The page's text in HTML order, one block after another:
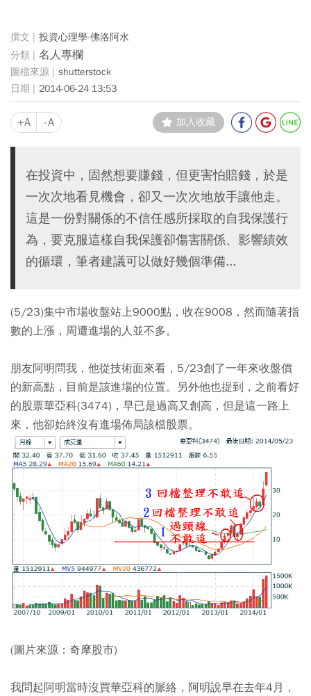
投資心理學-佛洛阿水
名人專欄
shutterstock
2014-06-24 13:53
+A -A 加入收藏
在投資中，固然想要賺錢，但更害怕賠錢，於是
一次次地看見機會，卻又一次次地放手讓他走。
這是一份對關係的不信任感所採取的自我保護行
為，要克服這樣自我保護卻傷害關係、影響績效
的循環，筆者建議可以做好幾個準備...
(5/23)集中市場收盤站上9000點，收在9008，然而隨著指
數的上漲，周遭進場的人並不多。
朋友阿明問我，他從技術面來看，5/23創了一年來收盤價
的新高點，目前是該進場的位置。另外他也提到，之前看好
的股票華亞科(3474)，早已是過高又創高，但是這一路上
來，他卻始終沒有進場佈局該檔股票。
(圖片來源：奇摩股市)
我問起阿明當時沒買華亞科的脈絡，阿明說早在去年4月，